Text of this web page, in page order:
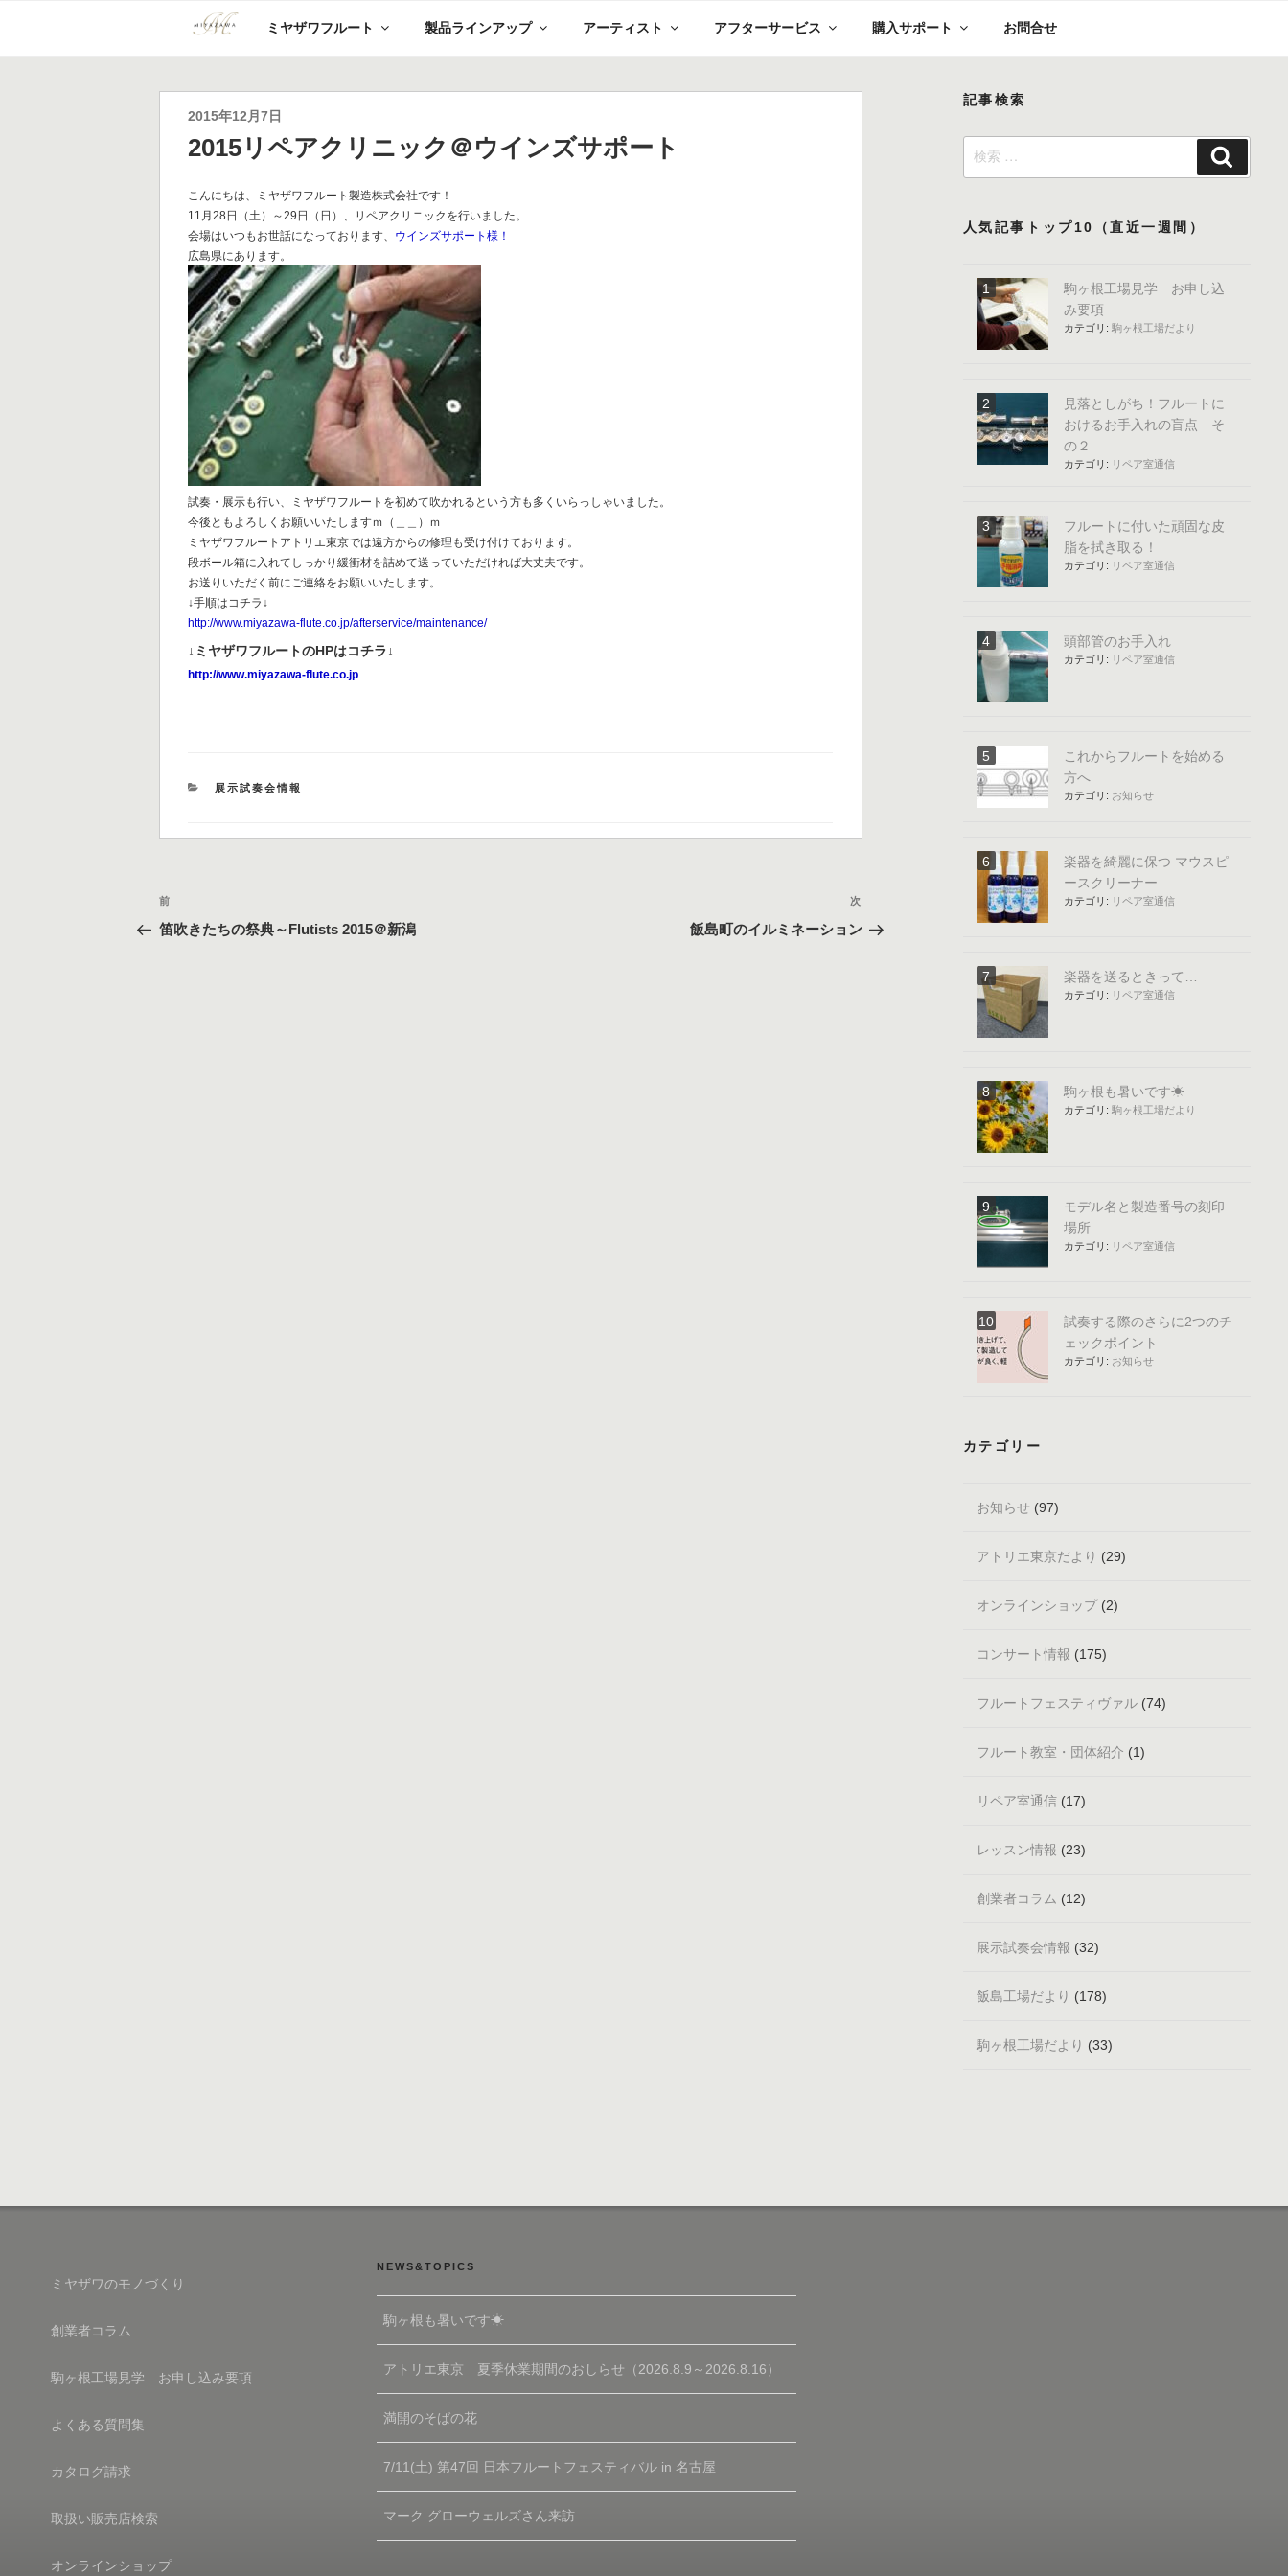
ミヤザワフルート 製品ラインアップ アーティスト アフターサービス 購入サポート お問合せ
投
稿
日:
2015年12月7日
2015リペアクリニック＠ウインズサポート
こんにちは、ミヤザワフルート製造株式会社です！
11月28日（土）～29日（日）、リペアクリニックを行いました。
会場はいつもお世話になっております、 ウインズサポート様！
広島県にあります。
試奏・展示も行い、ミヤザワフルートを初めて吹かれるという方も多くいらっしゃいました。
今後ともよろしくお願いいたしますｍ（＿＿）ｍ
ミヤザワフルートアトリエ東京では遠方からの修理も受け付けております。
段ボール箱に入れてしっかり緩衝材を詰めて送っていただければ大丈夫です。
お送りいただく前にご連絡をお願いいたします。
↓手順はコチラ↓
http://www.miyazawa-flute.co.jp/afterservice/maintenance/
↓ミヤザワフルートのHPはコチラ↓
http://www.miyazawa-flute.co.jp
カ
展示試奏会情報
投
稿
過
去
前
笛吹きたちの祭典～Flutists 2015＠新潟
次
飯島町のイルミネーション
記事検索
検
索:
索
人気記事トップ10（直近一週間）
駒ヶ根工場見学 お申し込
み要項
カテゴリ: 駒ヶ根工場だより
見落としがち！フルートに
おけるお手入れの盲点 そ
の２
カテゴリ: リペア室通信
フルートに付いた頑固な皮
脂を拭き取る！
カテゴリ: リペア室通信
頭部管のお手入れ
カテゴリ: リペア室通信
これからフルートを始める
方へ
カテゴリ: お知らせ
楽器を綺麗に保つ マウスピ
ースクリーナー
カテゴリ: リペア室通信
楽器を送るときって…
カテゴリ: リペア室通信
駒ヶ根も暑いです☀
カテゴリ: 駒ヶ根工場だより
モデル名と製造番号の刻印
場所
カテゴリ: リペア室通信
試奏する際のさらに2つのチ
ェックポイント
カテゴリ: お知らせ
カテゴリー
お知らせ (97)
アトリエ東京だより (29)
オンラインショップ(2)
コンサート情報 (175)
フルートフェスティヴァル(74)
フルート教室・団体紹介 (1)
リペア室通信(17)
レッスン情報 (23)
創業者コラム (12)
展示試奏会情報 (32)
飯島工場だより (178)
駒ヶ根工場だより (33)
ミヤザワのモノづくり
創業者コラム
駒ヶ根工場見学 お申し込み要項
よくある質問集
カタログ請求
取扱い販売店検索
オンラインショップ
NEWS&TOPICS
駒ヶ根も暑いです☀
アトリエ東京 夏季休業期間のおしらせ（2026.8.9～2026.8.16）
満開のそばの花
7/11(土) 第47回 日本フルートフェスティバル in 名古屋
マーク グローウェルズさん来訪